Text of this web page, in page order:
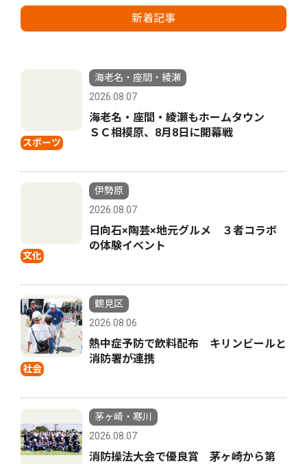
新着記事
スポーツ
海老名・座間・綾瀬
2026.08.07
海老名・座間・綾瀬もホームタウン
ＳＣ相模原、8月8日に開幕戦
文化
伊勢原
2026.08.07
日向石×陶芸×地元グルメ ３者コラボ
の体験イベント
社会
鶴見区
2026.08.06
熱中症予防で飲料配布 キリンビールと
消防署が連携
茅ヶ崎・寒川
2026.08.07
消防操法大会で優良賞 茅ヶ崎から第